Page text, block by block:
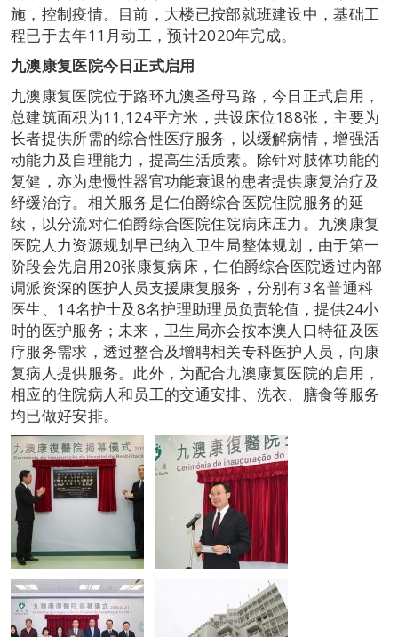
施，控制疫情。目前，大楼已按部就班建设中，基础工
程已于去年11月动工，预计2020年完成。
九澳康复医院今日正式启用
九澳康复医院位于路环九澳圣母马路，今日正式启用，
总建筑面积为11,124平方米，共设床位188张，主要为
长者提供所需的综合性医疗服务，以缓解病情，增强活
动能力及自理能力，提高生活质素。除针对肢体功能的
复健，亦为患慢性器官功能衰退的患者提供康复治疗及
纾缓治疗。相关服务是仁伯爵综合医院住院服务的延
续，以分流对仁伯爵综合医院住院病床压力。九澳康复
医院人力资源规划早已纳入卫生局整体规划，由于第一
阶段会先启用20张康复病床，仁伯爵综合医院透过内部
调派资深的医护人员支援康复服务，分别有3名普通科
医生、14名护士及8名护理助理员负责轮值，提供24小
时的医护服务；未来，卫生局亦会按本澳人口特征及医
疗服务需求，透过整合及增聘相关专科医护人员，向康
复病人提供服务。此外，为配合九澳康复医院的启用，
相应的住院病人和员工的交通安排、洗衣、膳食等服务
均已做好安排。